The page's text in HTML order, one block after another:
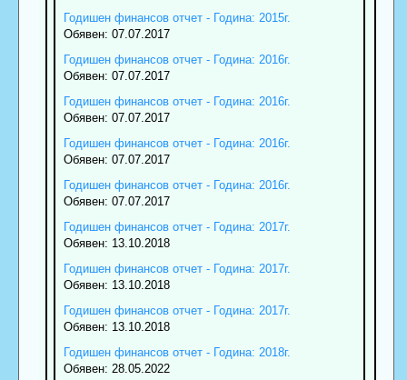
Годишен финансов отчет - Година: 2015г.
Обявен: 07.07.2017
Годишен финансов отчет - Година: 2016г.
Обявен: 07.07.2017
Годишен финансов отчет - Година: 2016г.
Обявен: 07.07.2017
Годишен финансов отчет - Година: 2016г.
Обявен: 07.07.2017
Годишен финансов отчет - Година: 2016г.
Обявен: 07.07.2017
Годишен финансов отчет - Година: 2017г.
Обявен: 13.10.2018
Годишен финансов отчет - Година: 2017г.
Обявен: 13.10.2018
Годишен финансов отчет - Година: 2017г.
Обявен: 13.10.2018
Годишен финансов отчет - Година: 2018г.
Обявен: 28.05.2022